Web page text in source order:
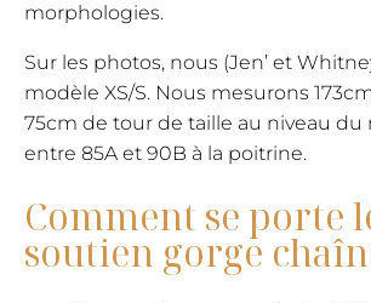
morphologies.
Sur les photos, nous (Jen’ et
modèle XS/S. Nous mesurons
75cm de tour de taille au niveau
entre 85A et 90B à la poitrine.
Comment se porte
soutien gorge